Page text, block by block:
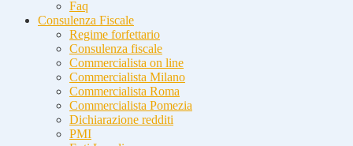
Faq
Consulenza Fiscale
Regime forfettario
Consulenza fiscale
Commercialista on line
Commercialista Milano
Commercialista Roma
Commercialista Pomezia
Dichiarazione redditi
PMI